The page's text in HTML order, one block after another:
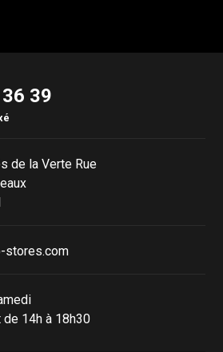
39
de la Verte Rue
stores.com
14h à 18h30